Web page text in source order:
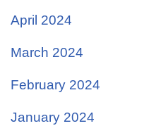
April 2024
March 2024
February 2024
January 2024